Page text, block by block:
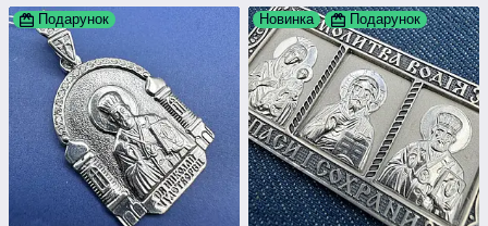
Подарунок Новинка Подарунок